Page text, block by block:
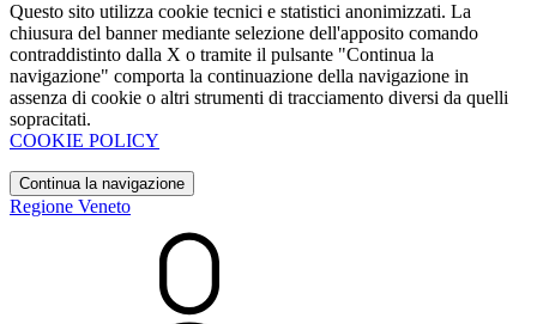
Questo sito utilizza cookie tecnici e statistici anonimizzati. La
chiusura del banner mediante selezione dell'apposito comando
contraddistinto dalla X o tramite il pulsante "Continua la
navigazione" comporta la continuazione della navigazione in
assenza di cookie o altri strumenti di tracciamento diversi da quelli
sopracitati.
COOKIE POLICY
Continua la navigazione
Regione Veneto